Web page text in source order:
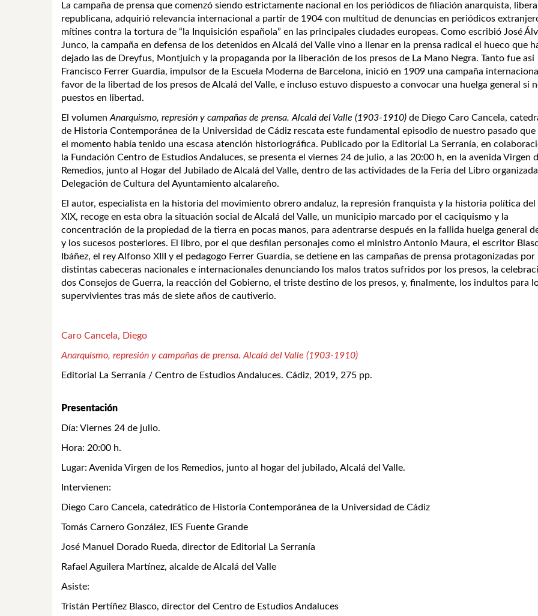
La campaña de prensa que comenzó siendo estrictamente nacional en los periódicos de filiación anarquista,
republicana, adquirió relevancia internacional a partir de 1904 con multitud de denuncias en periódicos
mítines contra la tortura de “la Inquisición española” en las principales ciudades europeas. Como escribió José
Junco, la campaña en defensa de los detenidos en Alcalá del Valle vino a llenar en la prensa radical el hueco que
dejado las de Dreyfus, Montjuich y la propaganda por la liberación de los presos de La Mano Negra. Tanto fue así
Francisco Ferrer Guardia, impulsor de la Escuela Moderna de Barcelona, inició en 1909 una campaña
favor de la libertad de los presos de Alcalá del Valle, e incluso estuvo dispuesto a convocar una huelga general si
puestos en libertad.
El volumenAnarquismo, represión y campañas de prensa. Alcalá del Valle (1903-1910) de Diego Caro Cancela,
de Historia Contemporánea de la Universidad de Cádiz rescata este fundamental episodio de nuestro pasado que
el momento había tenido una escasa atención historiográfica. Publicado por la Editorial La Serranía, en
la Fundación Centro de Estudios Andaluces, se presenta el viernes 24 de julio, a las 20:00 h, en la avenida Virgen
Remedios, junto al Hogar del Jubilado de Alcalá del Valle, dentro de las actividades de la Feria del Libro
Delegación de Cultura del Ayuntamiento alcalareño.
El autor, especialista en la historia del movimiento obrero andaluz, la represión franquista y la historia política del
XIX, recoge en esta obra la situación social de Alcalá del Valle, un municipio marcado por el caciquismo y la
concentración de la propiedad de la tierra en pocas manos, para adentrarse después en la fallida huelga general
y los sucesos posteriores. El libro, por el que desfilan personajes como el ministro Antonio Maura, el escritor
Ibáñez, el rey Alfonso XIII y el pedagogo Ferrer Guardia, se detiene en las campañas de prensa protagonizadas por
distintas cabeceras nacionales e internacionales denunciando los malos tratos sufridos por los presos, la
dos Consejos de Guerra, la reacción del Gobierno, el triste destino de los presos, y, finalmente, los indultos para
supervivientes tras más de siete años de cautiverio.
Caro Cancela, Diego
Anarquismo, represión y campañas de prensa. Alcalá del Valle (1903-1910)
Editorial La Serranía / Centro de Estudios Andaluces. Cádiz, 2019, 275 pp.
Presentación
Día: Viernes 24 de julio.
Hora: 20:00 h.
Lugar: Avenida Virgen de los Remedios, junto al hogar del jubilado, Alcalá del Valle.
Intervienen:
Diego Caro Cancela, catedrático de Historia Contemporánea de la Universidad de Cádiz
Tomás Carnero González, IES Fuente Grande
José Manuel Dorado Rueda, director de Editorial La Serranía
Rafael Aguilera Martínez, alcalde de Alcalá del Valle
Asiste:
Tristán Pertíñez Blasco, director del Centro de Estudios Andaluces